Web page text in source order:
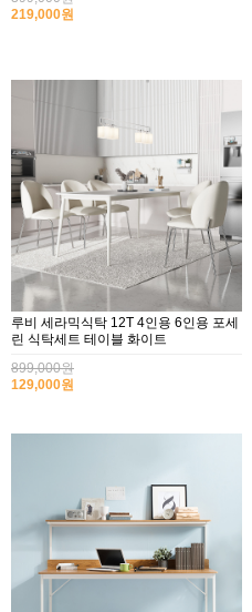
219,000원
루비 세라믹식탁 12T 4인용 6인용 포세
린 식탁세트 테이블 화이트
899,000원
129,000원